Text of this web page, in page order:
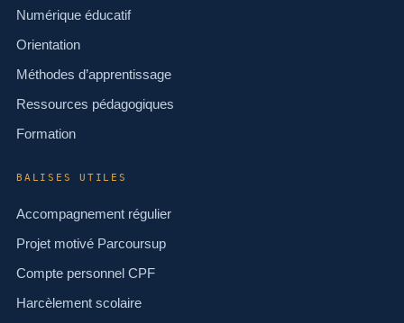
Numérique éducatif
Orientation
Méthodes d’apprentissage
Ressources pédagogiques
Formation
BALISES UTILES
Accompagnement régulier
Projet motivé Parcoursup
Compte personnel CPF
Harcèlement scolaire